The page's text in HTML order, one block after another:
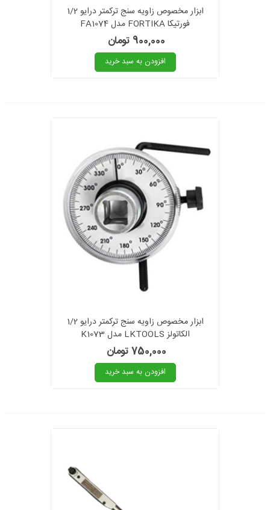
ابزار مخصوص زاویه سنج ترکمتر درایو 1/2
فورتیکا FORTIKA مدل FA1074
900,000 تومان
افزودن به سبد خرید
ابزار مخصوص زاویه سنج ترکمتر درایو 1/2
الکاتولز LKTOOLS مدل K1073
750,000 تومان
افزودن به سبد خرید